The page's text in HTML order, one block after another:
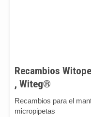
Recambios
, Witeg®
Recambios para el
micropipetas